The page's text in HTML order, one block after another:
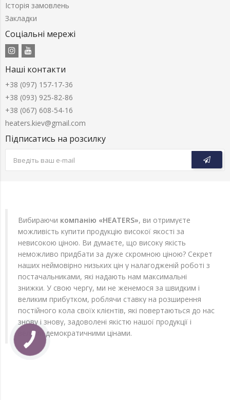
Історія замовлень
Закладки
Соціальні мережі
Наші контакти
+38 (097) 157-17-36
+38 (093) 925-82-86
+38 (067) 608-54-16
heaters.kiev@gmail.com
Підписатись на розсилку
Вибираючи компанію «HEATERS», ви отримуєте
можливість купити продукцію високої якості за
невисокою ціною. Ви думаєте, що високу якість
неможливо придбати за дуже скромною ціною? Секрет
наших неймовірно низьких цін у налагодженій роботі з
постачальниками, які надають нам максимальні
знижки. У свою чергу, ми не женемося за швидким і
великим прибутком, роблячи ставку на розширення
постійного кола своїх клієнтів, які повертаються до нас
знову і знову, задоволені якістю нашої продукції і
вельми демократичними цінами.
КНОПКА
ЗВ'ЯЗКУ